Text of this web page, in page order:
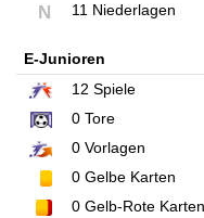
N 11 Niederlagen
E-Junioren
12 Spiele
0 Tore
0 Vorlagen
0 Gelbe Karten
0 Gelb-Rote Karten